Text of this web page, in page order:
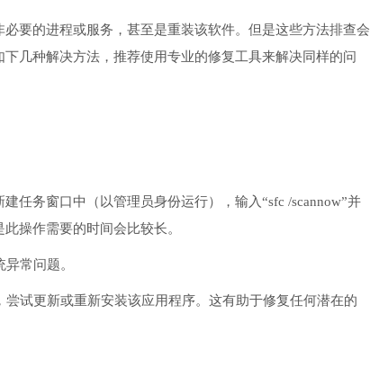
要的进程或服务，甚至是重装该软件。但是这些方法排查会
几种解决方法，推荐使用专业的修复工具来解决同样的问
任务窗口中（以管理员身份运行），输入“sfc /scannow”并
操作需要的时间会比较长。
常问题。
试更新或重新安装该应用程序。这有助于修复任何潜在的